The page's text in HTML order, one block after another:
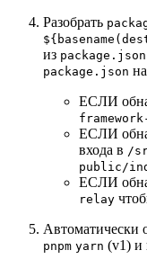
Разобрать
из package.json
package.json
ЕСЛИ
ЕСЛИ
входа в /
public/
ЕСЛИ
relay
Автоматически
pnpm yarn (v1) и